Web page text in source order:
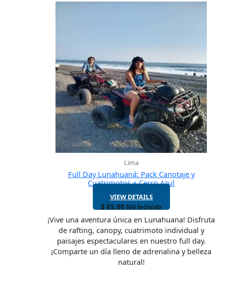
Lima
Full Day Lunahuaná: Pack Canotaje y
Cuatrimotos + Cerro Azul
VIEW DETAILS
$ 65.00 IGV Incluido
¡Vive una aventura única en Lunahuana! Disfruta
de rafting, canopy, cuatrimoto individual y
paisajes espectaculares en nuestro full day.
¡Comparte un día lleno de adrenalina y belleza
natural!